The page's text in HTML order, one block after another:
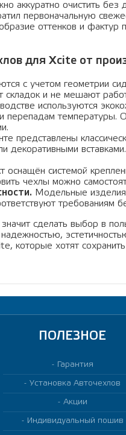
аккуратно очистить без
первоначальную
оттенков и фактур
для Xcite от
с учетом геометрии
складок и не мешают
используются
перепадам температуры.
представлены
декоративными
оснащён системой
чехлы можно
Модельные
требованиям
сделать выбор в
которые хотят
ПОЛЕЗНОЕ
Гарантия
Установка Авточехлов
Акции
Индивидуальный пошив